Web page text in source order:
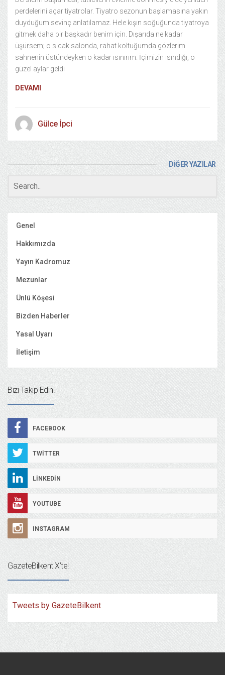
perdelerini açar tiyatrolar. Tiyatro sezonun başlamasına yakın
duyduğum sevinç anlatılamaz. Hele kışın soğuğunda tiyatroya
gitmek daha bir başkadır benim için. Dışarıda ne kadar
üşürsem; o sıcak salonda, rahat koltuğumda gözlerim
sahnenin üstündeyken o kadar ısınırım. İçimizin ısındığı, o
güzel aylar geldi
DEVAMI
Gülce İpci
DİĞER YAZILAR
Genel
Hakkımızda
Yayın Kadromuz
Mezunlar
Ünlü Köşesi
Bizden Haberler
Yasal Uyarı
İletişim
Bizi Takip Edin!
FACEBOOK
TWITTER
LINKEDIN
YOUTUBE
INSTAGRAM
GazeteBilkent X’te!
Tweets by GazeteBilkent